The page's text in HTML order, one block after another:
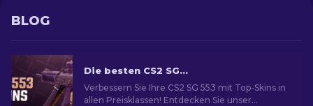
BLOG
Die besten CS2 SG 553 Skins [2026]
Verbessern Sie Ihre CS2 SG 553 mit Top-Skins in
allen Preisklassen! Entdecken Sie unser